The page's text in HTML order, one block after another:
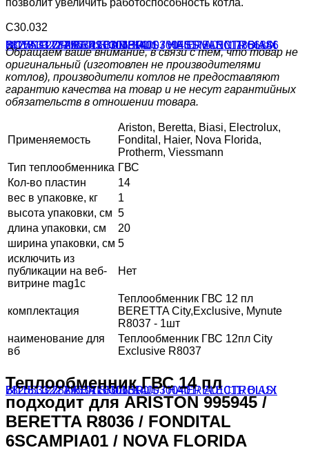
С30.032
Обращаем ваше внимание, в связи с тем, что товар не
оригинальный (изготовлен не производителями
котлов), производители котлов не предоставляют
гарантию качества на товар и не несут гарантийных
обязательств в отношении товара.
Применяемость
Ariston, Beretta, Biasi, Electrolux,
Fondital, Haier, Nova Florida,
Protherm, Viessmann
Тип теплообменника ГВС
Кол-во пластин
14
вес в упаковке, кг
1
высота упаковки, см 5
длина упаковки, см
20
ширина упаковки, см 5
исключить из
публикации на веб-
витрине mag1c
Нет
комплектация
Теплообменник ГВС 12 пл
BERETTA City,Exclusive, Mynute
R8037 - 1шт
наименование для
вб
Теплообменник ГВС 12пл City
Exclusive R8037
Теплообменник ГВС 14 пл
подходит для ARISTON 995945 /
BERETTA R8036 / FONDITAL
6SCAMPIA01 / NOVA FLORIDA